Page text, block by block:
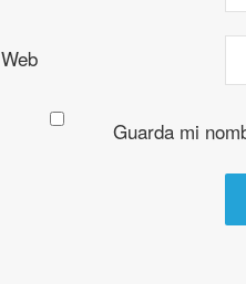
Web
Guarda mi